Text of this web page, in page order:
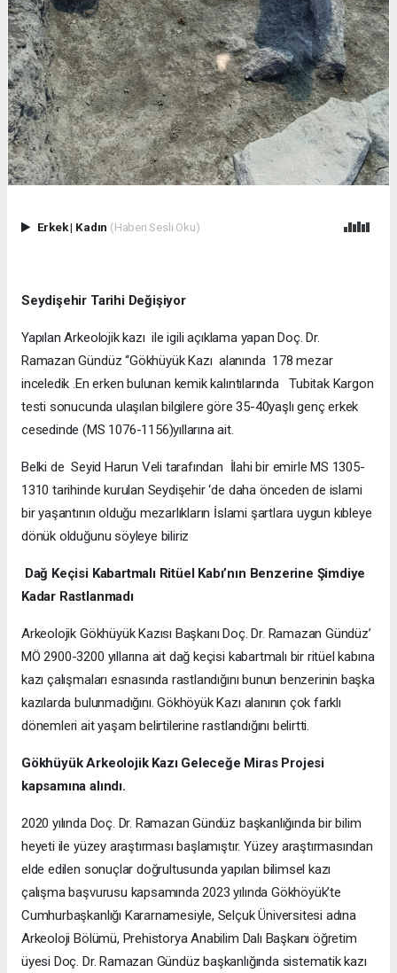
Erkek| Kadın (Haberi Sesli Oku)
Seydişehir Tarihi Değişiyor
Yapılan Arkeolojik kazı ile igili açıklama yapan Doç. Dr.
Ramazan Gündüz “Gökhüyük Kazı alanında 178 mezar
inceledik .En erken bulunan kemik kalıntılarında Tubitak Kargon
testi sonucunda ulaşılan bilgilere göre 35-40yaşlı genç erkek
cesedinde (MS 1076-1156)yıllarına ait.
Belki de Seyid Harun Veli tarafından İlahi bir emirle MS 1305-
1310 tarihinde kurulan Seydişehir ‘de daha önceden de islami
bir yaşantının olduğu mezarlıkların İslami şartlara uygun kıbleye
dönük olduğunu söyleye biliriz
Dağ Keçisi Kabartmalı Ritüel Kabı’nın Benzerine Şimdiye
Kadar Rastlanmadı
Arkeolojik Gökhüyük Kazısı Başkanı Doç. Dr. Ramazan Gündüz’
MÖ 2900-3200 yıllarına ait dağ keçisi kabartmalı bir ritüel kabına
kazı çalışmaları esnasında rastlandığını bunun benzerinin başka
kazılarda bulunmadığını. Gökhöyük Kazı alanının çok farklı
dönemleri ait yaşam belirtilerine rastlandığını belirtti.
Gökhüyük Arkeolojik Kazı Geleceğe Miras Projesi
kapsamına alındı.
2020 yılında Doç. Dr. Ramazan Gündüz başkanlığında bir bilim
heyeti ile yüzey araştırması başlamıştır. Yüzey araştırmasından
elde edilen sonuçlar doğrultusunda yapılan bilimsel kazı
çalışma başvurusu kapsamında 2023 yılında Gökhöyük’te
Cumhurbaşkanlığı Kararnamesiyle, Selçuk Üniversitesi adına
Arkeoloji Bölümü, Prehistorya Anabilim Dalı Başkanı öğretim
üyesi Doç. Dr. Ramazan Gündüz başkanlığında sistematik kazı